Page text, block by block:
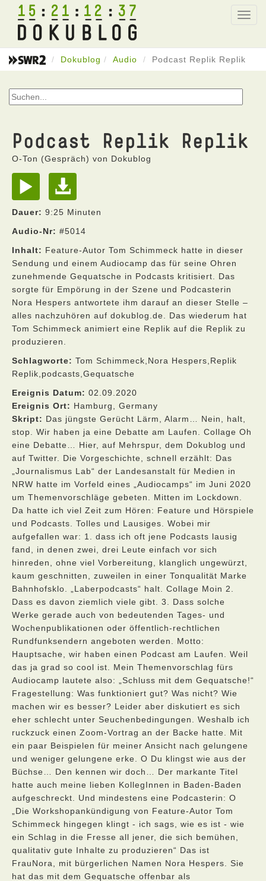
15 21 12 37
Dokublog Audio Podcast Replik Replik
Podcast Replik Replik
O-Ton (Gespräch) von Dokublog
Dauer: 9:25 Minuten
Audio-Nr: #5014
Inhalt: Feature-Autor Tom Schimmeck hatte in dieser
Sendung und einem Audiocamp das für seine Ohren
zunehmende Gequatsche in Podcasts kritisiert. Das
sorgte für Empörung in der Szene und Podcasterin
Nora Hespers antwortete ihm darauf an dieser Stelle –
alles nachzuhören auf dokublog.de. Das wiederum hat
Tom Schimmeck animiert eine Replik auf die Replik zu
produzieren.
Schlagworte: Tom Schimmeck,Nora Hespers,Replik
Replik,podcasts,Gequatsche
Ereignis Datum: 02.09.2020
Ereignis Ort: Hamburg, Germany
Skript: Das jüngste Gerücht Lärm, Alarm… Nein, halt,
stop. Wir haben ja eine Debatte am Laufen. Collage Oh
eine Debatte… Hier, auf Mehrspur, dem Dokublog und
auf Twitter. Die Vorgeschichte, schnell erzählt: Das
„Journalismus Lab“ der Landesanstalt für Medien in
NRW hatte im Vorfeld eines „Audiocamps“ im Juni 2020
um Themenvorschläge gebeten. Mitten im Lockdown.
Da hatte ich viel Zeit zum Hören: Feature und Hörspiele
und Podcasts. Tolles und Lausiges. Wobei mir
aufgefallen war: 1. dass ich oft jene Podcasts lausig
fand, in denen zwei, drei Leute einfach vor sich
hinreden, ohne viel Vorbereitung, klanglich ungewürzt,
kaum geschnitten, zuweilen in einer Tonqualität Marke
Bahnhofsklo. „Laberpodcasts“ halt. Collage Moin 2.
Dass es davon ziemlich viele gibt. 3. Dass solche
Werke gerade auch von bedeutenden Tages- und
Wochenpublikationen oder öffentlich-rechtlichen
Rundfunksendern angeboten werden. Motto:
Hauptsache, wir haben einen Podcast am Laufen. Weil
das ja grad so cool ist. Mein Themenvorschlag fürs
Audiocamp lautete also: „Schluss mit dem Gequatsche!“
Fragestellung: Was funktioniert gut? Was nicht? Wie
machen wir es besser? Leider aber diskutiert es sich
eher schlecht unter Seuchenbedingungen. Weshalb ich
ruckzuck einen Zoom-Vortrag an der Backe hatte. Mit
ein paar Beispielen für meiner Ansicht nach gelungene
und weniger gelungene erke. O Du klingst wie aus der
Büchse… Den kennen wir doch… Der markante Titel
hatte auch meine lieben KollegInnen in Baden-Baden
aufgeschreckt. Und mindestens eine Podcasterin: O
„Die Workshopankündigung von Feature-Autor Tom
Schimmeck hingegen klingt - ich sags, wie es ist - wie
ein Schlag in die Fresse all jener, die sich bemühen,
qualitativ gute Inhalte zu produzieren“ Das ist
FrauNora, mit bürgerlichen Namen Nora Hespers. Sie
hat das mit dem Gequatsche offenbar als